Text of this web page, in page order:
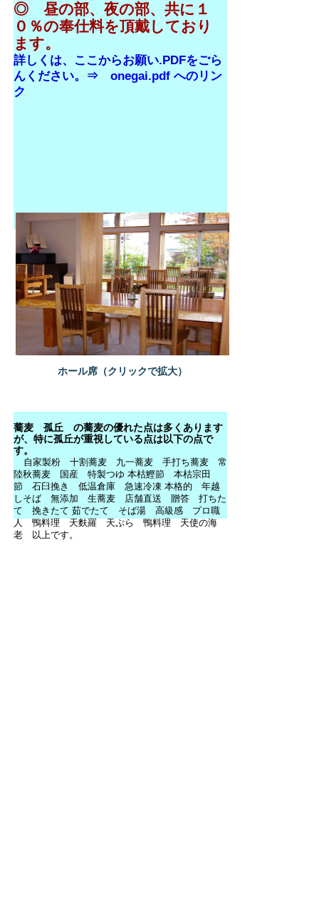
蕎麦 孤丘 の蕎麦の優れた点は多くあります
が、特に孤丘が重視している点は以下の点で
す。
自家製粉 十割蕎麦 九一蕎麦 手打ち蕎麦 常
陸秋蕎麦 国産 特製つゆ 本枯鰹節 本枯宗田
節 石臼挽き 低温倉庫 急速冷凍 本格的 年越
しそば 無添加 生蕎麦 店舗直送 贈答 打ちた
て 挽きたて 茹でたて そば湯 高級感 プロ職
人 鴨料理 天麩羅 天ぷら 鴨料理 天使の海
老 以上です。
◎ 昼の部、夜の部、共に１
０％の奉仕料を頂戴しており
ます。
詳しくは、ここからお願い.PDFをごら
んください。⇒ onegai.pdf へのリン
ク
ホール席（クリックで拡大）